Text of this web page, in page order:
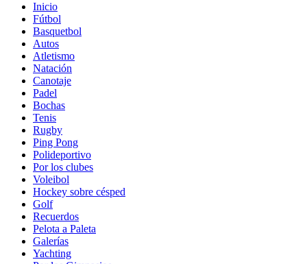
Inicio
Fútbol
Basquetbol
Autos
Atletismo
Natación
Canotaje
Padel
Bochas
Tenis
Rugby
Ping Pong
Polideportivo
Por los clubes
Voleibol
Hockey sobre césped
Golf
Recuerdos
Pelota a Paleta
Galerías
Yachting